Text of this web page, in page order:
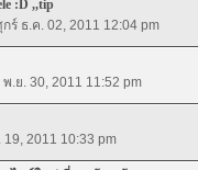
:D ,,tip
ร์ ธ.ค. 02, 2011 12:04 pm
.ย. 30, 2011 11:52 pm
2011 10:33 pm